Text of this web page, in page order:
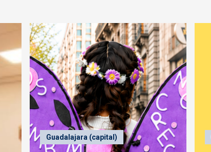
Guadalajara (capital)